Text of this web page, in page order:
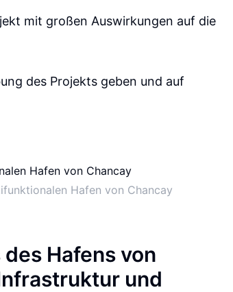
mit großen Auswirkungen auf die
des Projekts geben und auf
Hafen von Chancay
Hafens von
und